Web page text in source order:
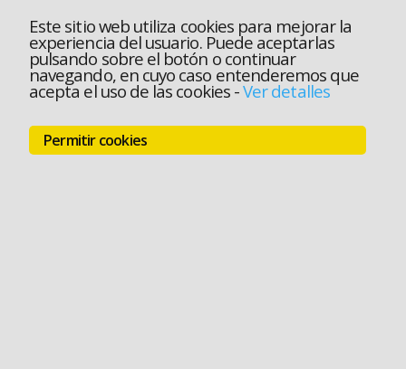
Este sitio web utiliza cookies para mejorar la
experiencia del usuario. Puede aceptarlas
pulsando sobre el botón o continuar
navegando, en cuyo caso entenderemos que
acepta el uso de las cookies-Ver detalles
Permitir cookies